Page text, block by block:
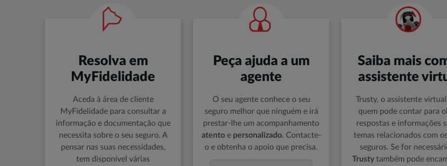
Resolva em
MyFidelidade
Aceda à área de cliente
MyFidelidade para consultar a
informação e documentação que
necessita sobre o seu seguro. A
pensar nas suas necessidades,
tem disponível várias
Peça ajuda a um
agente
O seu agente conhece o seu
seguro melhor que ninguém e irá
prestar-lhe um acompanhamento
atentoe personalizado. Contacte-
o e obtenha o apoio que precisa.
Saiba mais
assistente
Trusty, o assistente
quem pode contar para
respostas e informações
temas relacionados com
seguros. Se for
Trustytambém pode